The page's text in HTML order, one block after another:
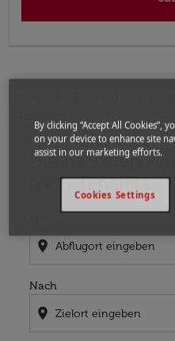
Die nächsten
nach Teneriffa
location_on
Nach
location_on
Bitte ändern Sie Ihre
By clicking “Accept All Cookies”,
on your device to enhance site
assist in our marketing efforts.
Cookies Settings